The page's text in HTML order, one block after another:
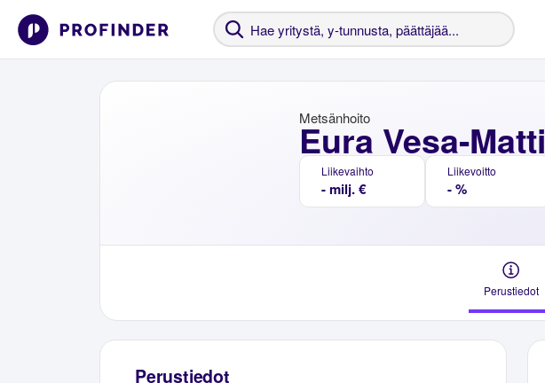
Eura Vesa-Matti
Metsänhoito
Liikevaihto
- milj. €
Liikevoitto
- %
Perustiedot
Perustiedot